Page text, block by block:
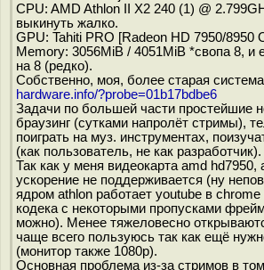
CPU: AMD Athlon II X2 240 (1) @
выкинуть жалко.
GPU: Tahiti PRO [Radeon HD 7950/8950
Memory: 3056MiB / 4051MiB *свопа 8,
на 8 (редко).
Собственно, моя, более старая
hardware.info/?probe=01b17bdbe6
Задачи по большей части простейшие
браузинг (сутками напролёт стримы),
поиграть на муз. инструментах,
(как пользователь, не как разработчик).
Так как у меня видеокарта amd hd7950,
ускорение не поддерживается (ну
ядром athlon работает youtube в
кодека с некоторыми пропусками
можно). Менее тяжеловесно
чаще всего пользуюсь так как ещё
(монитор также 1080р).
Основная проблема из-за стримов в